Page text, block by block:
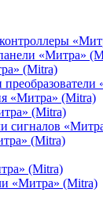
«Митра»
(Mitra)
«Митра» (Mitra)
(Mitra)
сигналов
(Mitra)
(Mitra)
«Митра» (Mitra)